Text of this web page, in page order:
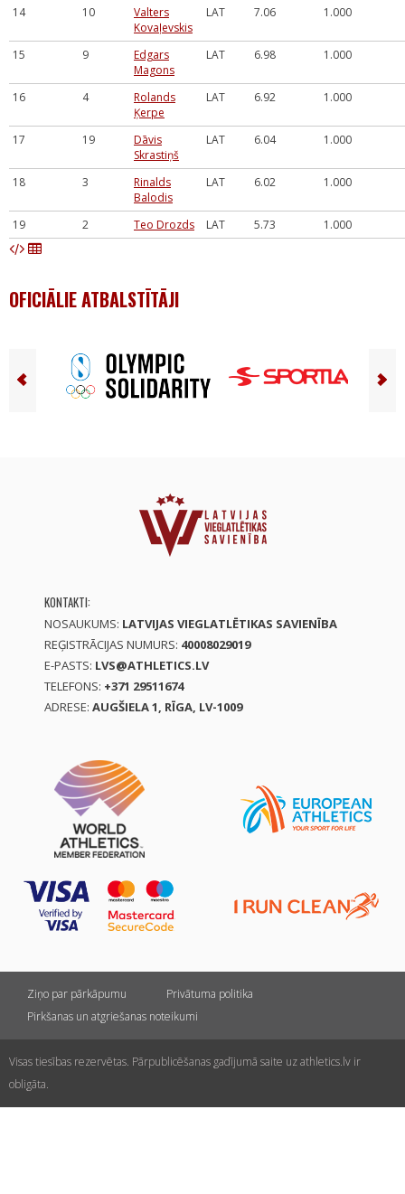
14 10
Valters
Kovaļevskis
LAT 7.06 1.000
15 9
Edgars
Magons
LAT 6.98 1.000
16 4
Rolands
Ķerpe
LAT 6.92 1.000
17 19
Dāvis
Skrastiņš
LAT 6.04 1.000
18 3
Rinalds
Balodis
LAT 6.02 1.000
19 2 Teo Drozds LAT 5.73 1.000
OFICIĀLIE ATBALSTĪTĀJI
KONTAKTI:
NOSAUKUMS: LATVIJAS VIEGLATLĒTIKAS SAVIENĪBA
REĢISTRĀCIJAS NUMURS: 40008029019
E-PASTS: LVS@ATHLETICS.LV
TELEFONS: +371 29511674
ADRESE: AUGŠIELA 1, RĪGA, LV-1009
Ziņo par pārkāpumu
Privātuma politika
Pirkšanas un atgriešanas noteikumi
Visas tiesības rezervētas. Pārpublicēšanas gadījumā saite uz athletics.lv ir
obligāta.